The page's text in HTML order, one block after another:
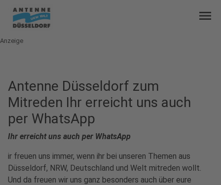
menu
Anzeige
Antenne Düsseldorf zum
Mitreden Ihr erreicht uns auch
per WhatsApp
Ihr erreicht uns auch per WhatsApp
ir freuen uns immer, wenn ihr bei unseren Themen aus
Düsseldorf, NRW, Deutschland und Welt mitreden wollt.
Und da freuen wir uns ganz besonders auch über eure